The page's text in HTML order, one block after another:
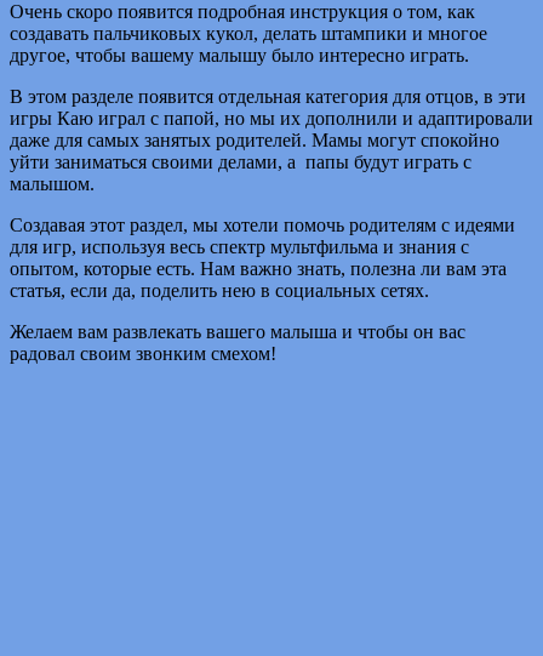
Очень скоро появится подробная инструкция о том, как
создавать пальчиковых кукол, делать штампики и многое
другое, чтобы вашему малышу было интересно играть.
В этом разделе появится отдельная категория для отцов, в эти
игры Каю играл с папой, но мы их дополнили и адаптировали
даже для самых занятых родителей. Мамы могут спокойно
уйти заниматься своими делами, а папы будут играть с
малышом.
Создавая этот раздел, мы хотели помочь родителям с идеями
для игр, используя весь спектр мультфильма и знания с
опытом, которые есть. Нам важно знать, полезна ли вам эта
статья, если да, поделить нею в социальных сетях.
Желаем вам развлекать вашего малыша и чтобы он вас
радовал своим звонким смехом!